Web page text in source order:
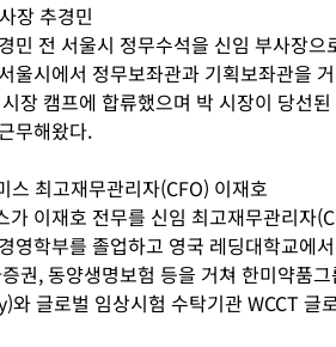
장 추경민
민 전 서울시 정무수석을 신임 부사장
울시에서 정무보좌관과 기획보좌관을
장 캠프에 합류했으며 박 시장이 당선
무해왔다.
최고재무관리자(CFO) 이재호
가 이재호 전무를 신임 최고재무관리자
영학부를 졸업하고 영국 레딩대학교에
권, 동양생명보험 등을 거쳐 한미약품
글로벌 임상시험 수탁기관 WCCT 글